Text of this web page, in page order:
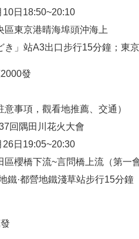
日18:50~20:10
區東京港晴海埠頭沖海上
き」站A3出口步行15分鐘；東
發
事項，觀看地推薦、交通）
回隅田川花火大會
日19:05~20:30
櫻橋下流~言問橋上流（第一
鐵·都營地鐵淺草站步行15分